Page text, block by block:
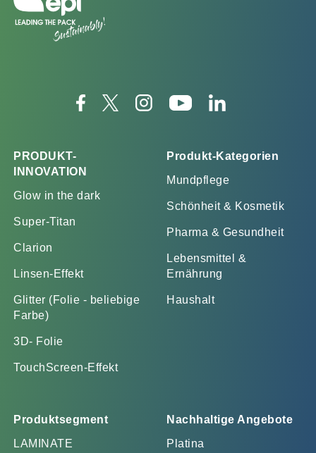
PRODUKT-
INNOVATION
Glow in the dark
Super-Titan
Clarion
Linsen-Effekt
Glitter (Folie - beliebige
Farbe)
3D- Folie
TouchScreen-Effekt
Produkt-Kategorien
Mundpflege
Schönheit & Kosmetik
Pharma & Gesundheit
Lebensmittel &
Ernährung
Haushalt
Produktsegment
LAMINATE
Nachhaltige Angebote
Platina